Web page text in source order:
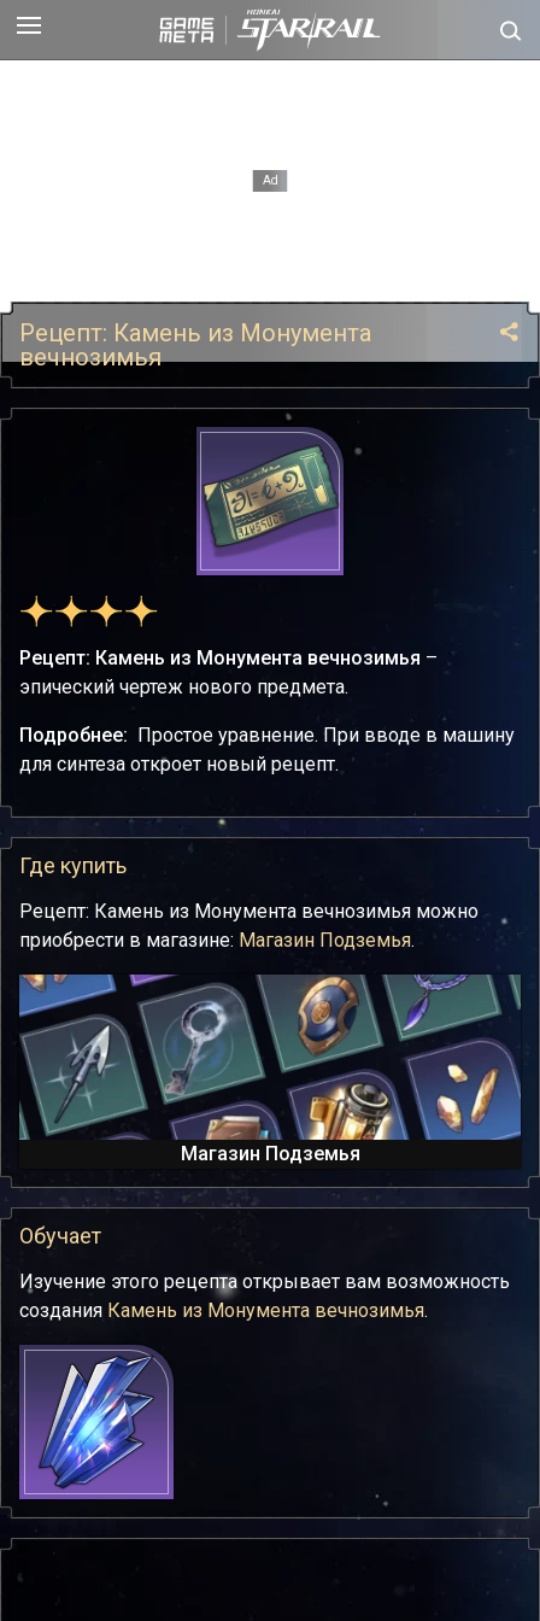
Рецепт: Камень из Монумента
вечнозимья
Рецепт: Камень из Монумента вечнозимья –
эпический чертеж нового предмета.
Подробнее: Простое уравнение. При вводе в машину
для синтеза откроет новый рецепт.
Где купить
Рецепт: Камень из Монумента вечнозимья можно
приобрести в магазине: Магазин Подземья.
Магазин Подземья
Обучает
Изучение этого рецепта открывает вам возможность
создания Камень из Монумента вечнозимья.